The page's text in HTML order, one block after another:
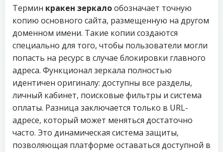
Термин кракен зеркалообозначает точную
копию основного сайта, размещенную на другом
доменном имени. Такие копии создаются
специально для того, чтобы пользователи могли
попасть на ресурс в случае блокировки главного
адреса. Функционал зеркала полностью
идентичен оригиналу: доступны все разделы,
личный кабинет, поисковые фильтры и система
оплаты. Разница заключается только в URL-
адресе, который может меняться достаточно
часто. Это динамическая система защиты,
позволяющая платформе оставаться доступной в